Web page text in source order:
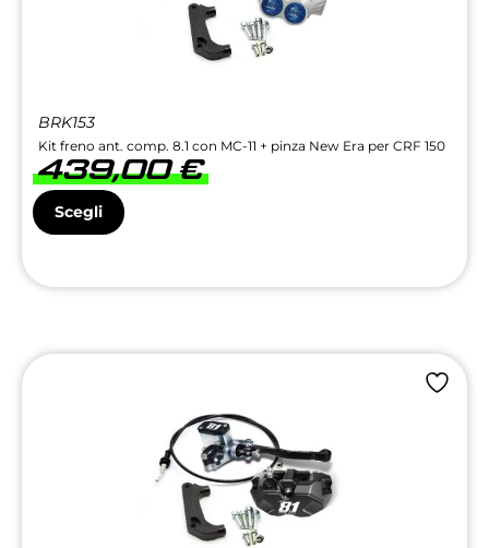
BRK153
Kit freno ant. comp. 8.1 con MC-11 + pinza New Era per CRF 150
439,00€
Scegli